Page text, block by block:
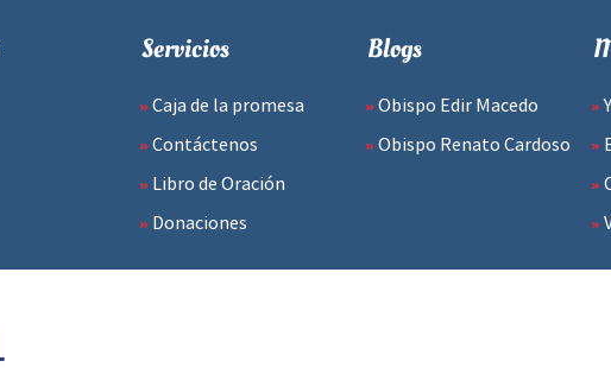
Servicios
Caja de la promesa
Contáctenos
Libro de Oración
Donaciones
Blogs
Obispo Edir Macedo
Obispo Renato Cardoso